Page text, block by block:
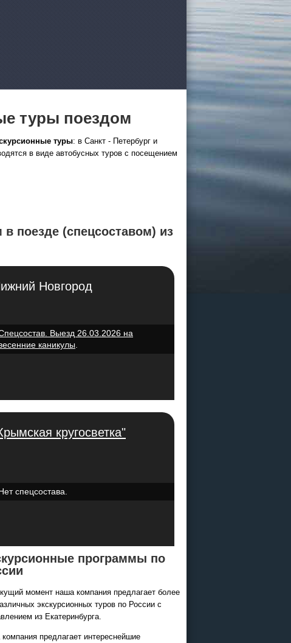
туры поездом
туры: в Санкт - Петербург и
в виде автобусных туров с посещением
поезде (спецсоставом) из
Новгород
Выезд 26.03.2026 на
каникулы
кругосветка"
спецсостава.
программы по
момент наша компания предлагает более
экскурсионных туров по России с
из Екатеринбурга.
предлагает интереснейшие